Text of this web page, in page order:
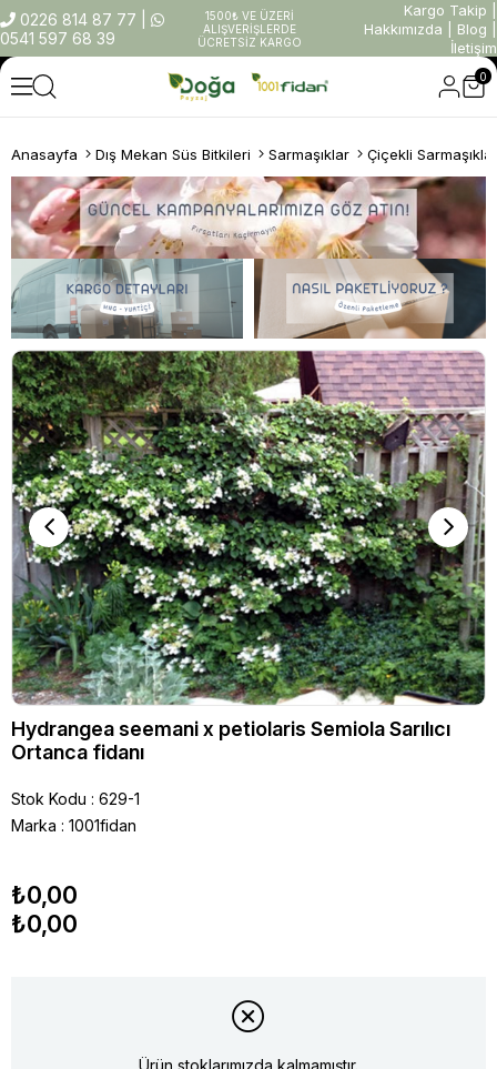
0226 814 87 77
0541 597 68 39
1500₺ VE ÜZERİ
ALIŞVERİŞLERDE
ÜCRETSİZ KARGO
Kargo Takip
Hakkımızda
Blog
İletişim
0
Anasayfa Dış Mekan Süs Bitkileri Sarmaşıklar Çiçekli Sarmaşıklar
Hydrangea seemani x petiolaris Semiola Sarılıcı
Ortanca fidanı
Stok Kodu
629-1
Marka : 1001fidan
₺0,00
₺0,00
Ürün stoklarımızda kalmamıştır.